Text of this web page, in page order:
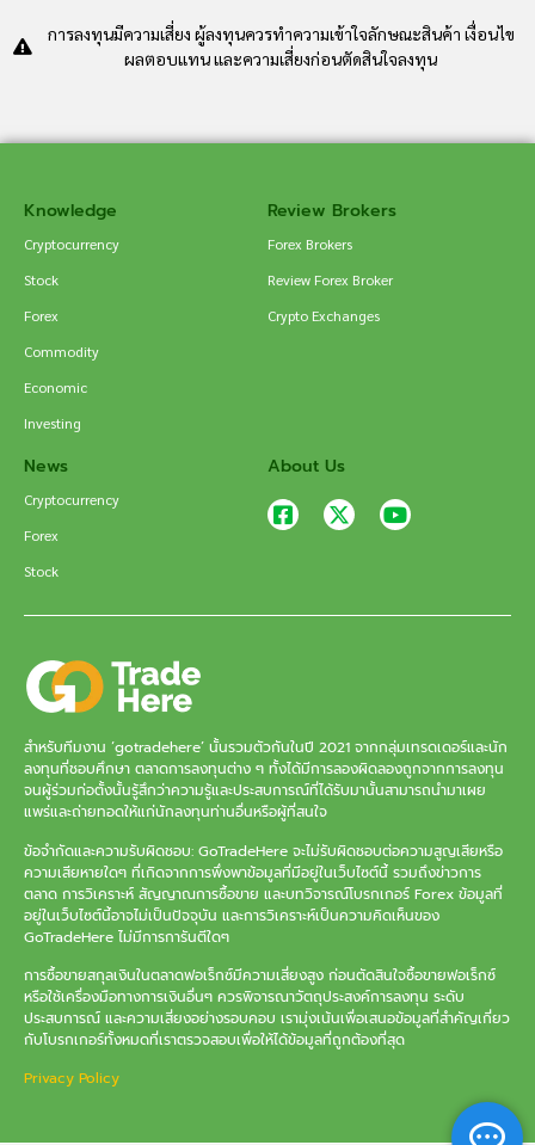
การลงทุนมีความเสี่ยง ผู้ลงทุนควรทำความเข้าใจลักษณะสินค้า เงื่อนไข
ผลตอบแทน และความเสี่ยงก่อนตัดสินใจลงทุน
Knowledge
Cryptocurrency
Stock
Forex
Commodity
Economic
Investing
Review Brokers
Forex Brokers
Review Forex Broker
Crypto Exchanges
News
Cryptocurrency
Forex
Stock
About Us
สำหรับทีมงาน ‘gotradehere’ นั้นรวมตัวกันในปี 2021 จากกลุ่มเทรดเดอร์และนัก
ลงทุนที่ชอบศึกษา ตลาดการลงทุนต่าง ๆ ทั้งได้มีการลองผิดลองถูกจากการลงทุน
จนผู้ร่วมก่อตั้งนั้นรู้สึกว่าความรู้และประสบการณ์ที่ได้รับมานั้นสามารถนำมาเผย
แพร่และถ่ายทอดให้แก่นักลงทุนท่านอื่นหรือผู้ที่สนใจ
ข้อจำกัดและความรับผิดชอบ: GoTradeHere จะไม่รับผิดชอบต่อความสูญเสียหรือ
ความเสียหายใดๆ ที่เกิดจากการพึ่งพาข้อมูลที่มีอยู่ในเว็บไซต์นี้ รวมถึงข่าวการ
ตลาด การวิเคราะห์ สัญญาณการซื้อขาย และบทวิจารณ์โบรกเกอร์ Forex ข้อมูลที่
อยู่ในเว็บไซต์นี้อาจไม่เป็นปัจจุบัน และการวิเคราะห์เป็นความคิดเห็นของ
GoTradeHere ไม่มีการการันตีใดๆ
การซื้อขายสกุลเงินในตลาดฟอเร็กซ์มีความเสี่ยงสูง ก่อนตัดสินใจซื้อขายฟอเร็กซ์
หรือใช้เครื่องมือทางการเงินอื่นๆ ควรพิจารณาวัตถุประสงค์การลงทุน ระดับ
ประสบการณ์ และความเสี่ยงอย่างรอบคอบ เรามุ่งเน้นเพื่อเสนอข้อมูลที่สำคัญเกี่ยว
กับโบรกเกอร์ทั้งหมดที่เราตรวจสอบเพื่อให้ได้ข้อมูลที่ถูกต้องที่สุด
Privacy Policy